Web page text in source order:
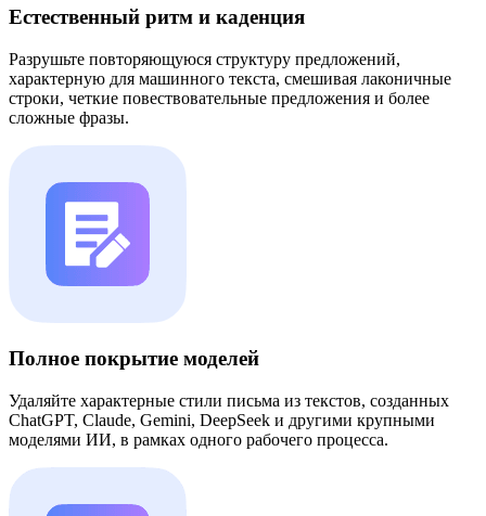
Естественный ритм и каденция
Разрушьте повторяющуюся структуру предложений,
характерную для машинного текста, смешивая лаконичные
строки, четкие повествовательные предложения и более
сложные фразы.
Полное покрытие моделей
Удаляйте характерные стили письма из текстов, созданных
ChatGPT, Claude, Gemini, DeepSeek и другими крупными
моделями ИИ, в рамках одного рабочего процесса.